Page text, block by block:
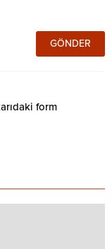
form